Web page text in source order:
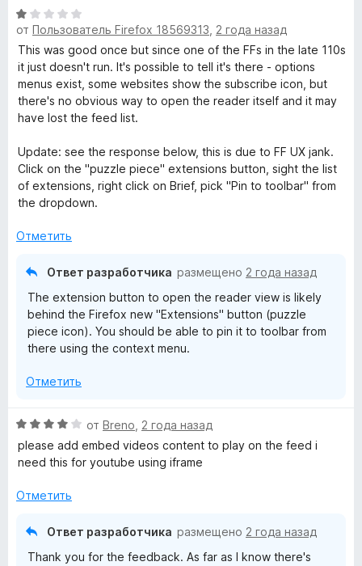
о
н
а
5
и
з
5
О
ц
е
н
е
н
о
а
1
и
з
от Пользователь Firefox 18569313 2 года назад
This was good once but since one of the FFs in the late 110s
it just doesn't run. It's possible to tell it's there - options
menus exist, some websites show the subscribe icon, but
there's no obvious way to open the reader itself and it may
have lost the feed list.
Update: see the response below, this is due to FF UX jank.
Click on the "puzzle piece" extensions button, sight the list
of extensions, right click on Brief, pick "Pin to toolbar" from
the dropdown.
Отметить
Ответ разработчика размещено 2 года назад
The extension button to open the reader view is likely
behind the Firefox new "Extensions" button (puzzle
piece icon). You should be able to pin it to toolbar from
there using the context menu.
Отметить
О
ц
е
е
от Breno 2 года назад
please add embed videos content to play on the feed i
need this for youtube using iframe
Отметить
Ответ разработчика размещено 2 года назад
Thank you for the feedback. As far as I know there's